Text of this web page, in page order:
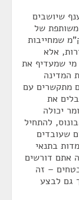
שיושבים
ב-2007 בעבודה משותפת של
שמחייבות
אלא
שמעדיף את
המדינה
מתקשרים עם
את
יכולה
להתחיל
שעובדים
בתנאי
אתם דורשים
– זה
גם לבצע